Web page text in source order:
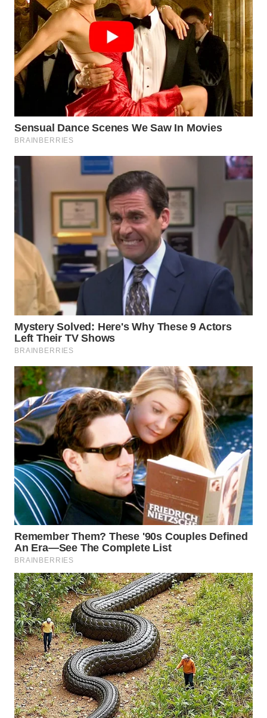
UTARA
WN
SAMOSIR
WN
PADANG
WN
CIANJUR
KEPULAUAN
SERIBU
WN
TANGERANG
WN
BINJAI
WN
CIREBON
WN
INDRAMAYU
WN
KUNINGAN
WN
MAJALENGKA
WN
SUBANG
WN
SUKABUMI
WN
PURWAKARTA
WN
PRIANGAN
TIMUR